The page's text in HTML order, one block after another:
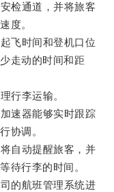
检通道，并将旅客
度。
飞时间和登机口位
走动的时间和距
行李运输。
速器能够实时跟踪
协调。
自动提醒旅客，并
待行李的时间。
的航班管理系统进